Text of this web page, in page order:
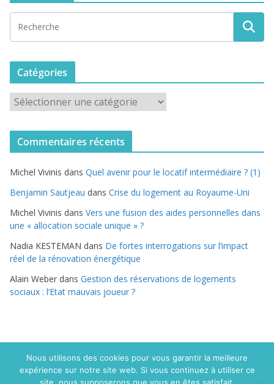
Catégories
t
o
r
i
e
Commentaires récents
Michel Vivinis dans Quel avenir pour le locatif intermédiaire ? (1)
Benjamin Sautjeau dans Crise du logement au Royaume-Uni
Michel Vivinis dans Vers une fusion des aides personnelles dans
une « allocation sociale unique » ?
Nadia KESTEMAN dans De fortes interrogations sur l’impact
réel de la rénovation énergétique
Alain Weber dans Gestion des réservations de logements
sociaux : l’Etat mauvais joueur ?
Copyright © 2015 Politique du logement.com. Tous droits
Nous utilisons des cookies pour vous garantir la meilleure
expérience sur notre site web. Si vous continuez à utiliser ce